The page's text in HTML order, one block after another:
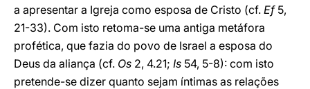
a apresentar a Igreja como esposa de Cristo (cf. Ef5,
21-33). Com isto retoma-se uma antiga metáfora
profética, que fazia do povo de Israel a esposa do
Deus da aliança (cf. Os 2, 4.21; Is 54, 5-8): com isto
pretende-se dizer quanto sejam íntimas as relações